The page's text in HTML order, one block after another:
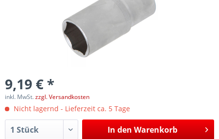
9,19 € *
inkl. MwSt.zzgl. Versandkosten
Nicht lagernd - Lieferzeit ca. 5 Tage
In den Warenkorb